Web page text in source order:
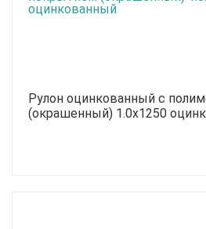
Рулон оцинкованный с
(окрашенный) 1.0x1250